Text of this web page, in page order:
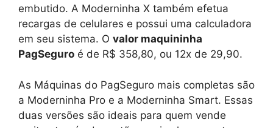
embutido. A Moderninha X também efetua
recargas de celulares e possui uma calculadora
em seu sistema. O valor maquininha
PagSeguro é de R$ 358,80, ou 12x de 29,90.
As Máquinas do PagSeguro mais completas são
a Moderninha Pro e a Moderninha Smart. Essas
duas versões são ideais para quem vende